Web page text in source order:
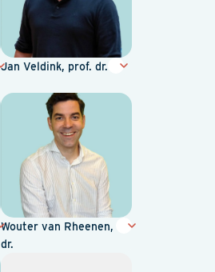
Jan Veldink, prof. dr.
Wouter van Rheenen,
dr.